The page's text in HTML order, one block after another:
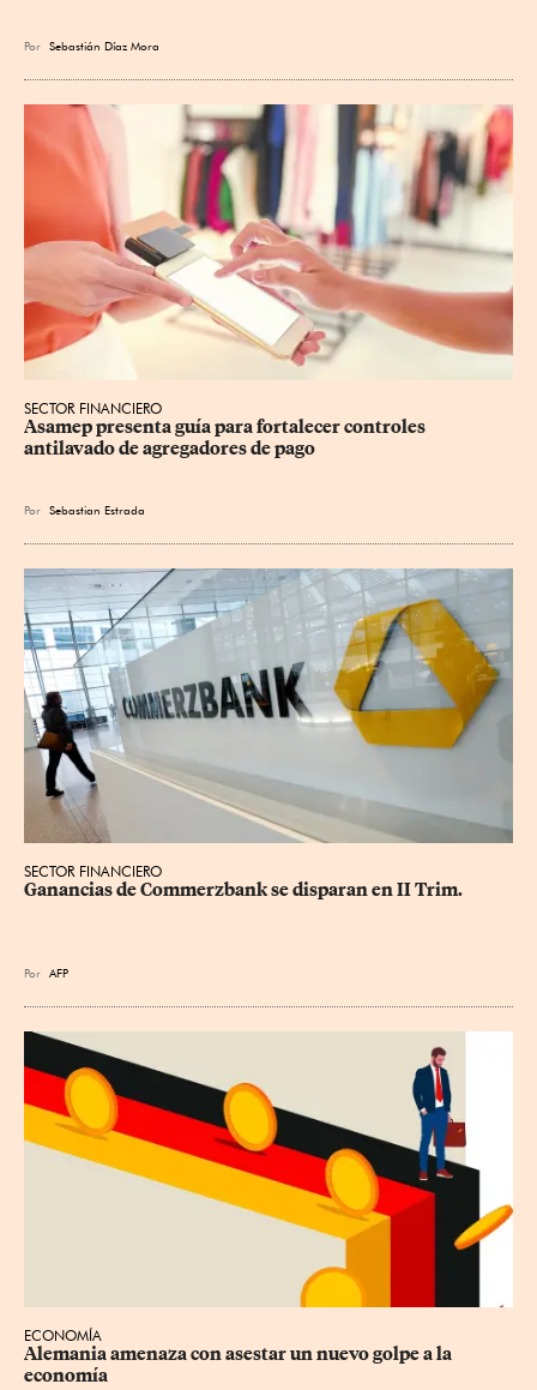
Por Sebastián Díaz Mora
SECTOR FINANCIERO
Asamep presenta guía para fortalecer controles
antilavado de agregadores de pago
Por Sebastian Estrada
SECTOR FINANCIERO
Ganancias de Commerzbank se disparan en II Trim.
Por AFP
ECONOMÍA
Alemania amenaza con asestar un nuevo golpe a la
economía